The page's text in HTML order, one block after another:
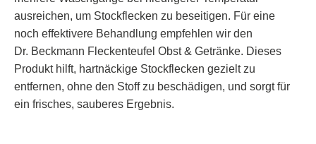
ausreichen, um Stockflecken zu beseitigen. Für eine
noch effektivere Behandlung empfehlen wir den
Dr. Beckmann Fleckenteufel Obst & Getränke. Dieses
Produkt hilft, hartnäckige Stockflecken gezielt zu
entfernen, ohne den Stoff zu beschädigen, und sorgt für
ein frisches, sauberes Ergebnis.